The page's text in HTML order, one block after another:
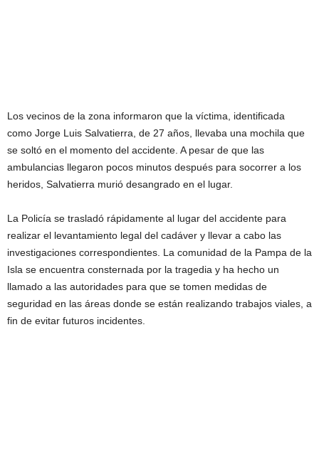
Los vecinos de la zona informaron que la víctima, identificada
como Jorge Luis Salvatierra, de 27 años, llevaba una mochila que
se soltó en el momento del accidente. A pesar de que las
ambulancias llegaron pocos minutos después para socorrer a los
heridos, Salvatierra murió desangrado en el lugar.
La Policía se trasladó rápidamente al lugar del accidente para
realizar el levantamiento legal del cadáver y llevar a cabo las
investigaciones correspondientes. La comunidad de la Pampa de la
Isla se encuentra consternada por la tragedia y ha hecho un
llamado a las autoridades para que se tomen medidas de
seguridad en las áreas donde se están realizando trabajos viales, a
fin de evitar futuros incidentes.